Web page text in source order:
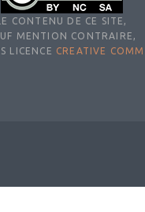
CONTENU DE CE SITE,
MENTION CONTRAIRE,
LICENCE CREATIVE